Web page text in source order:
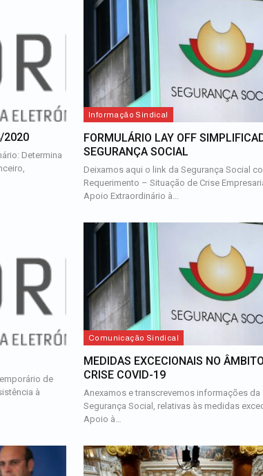
2020
Determina
Informação Sindical
FORMULÁRIO LAY OFF
SEGURANÇA SOCIAL
Deixamos aqui o link da Segurança Social
Requerimento – Situação de Crise
Apoio Extraordinário à…
de
à
Comunicação Sindical
MEDIDAS EXCECIONAIS NO
CRISE COVID-19
Anexamos e transcrevemos informações da
Segurança Social, relativas às medidas
Apoio à…